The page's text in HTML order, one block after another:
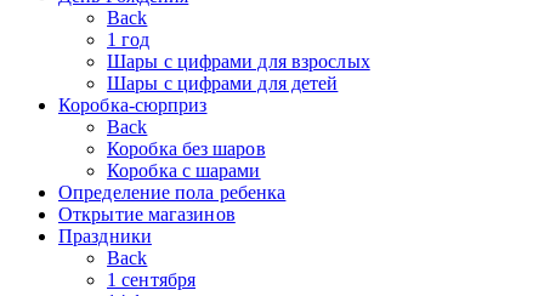
Back
1 год
Шары с цифрами для взрослых
Шары с цифрами для детей
Коробка-сюрприз
Back
Коробка без шаров
Коробка с шарами
Определение пола ребенка
Открытие магазинов
Праздники
Back
1 сентября